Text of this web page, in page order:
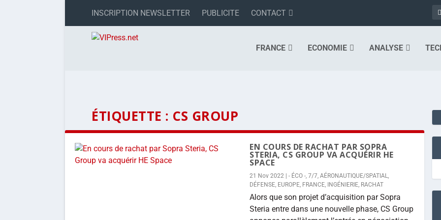
INSCRIPTION NEWSLETTER PUBLICITE CONTACT
FRANCE ECONOMIE ANALYSE
ÉTIQUETTE : CS GROUP
EN COURS DE RACHAT PAR SOPRA
STERIA, CS GROUP VA ACQUÉRIR HE
SPACE
21 Nov 2022 |- ÉCO -,7/7,AÉRONAUTIQUE/SPATIAL,
DÉFENSE, EUROPE, FRANCE, INGÉNIERIE, RACHAT
Alors que son projet d’acquisition par Sopra
Steria entre dans une nouvelle phase, CS Group